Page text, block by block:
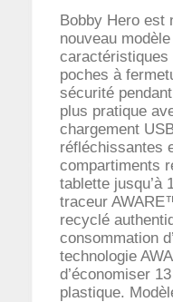
Bobby Hero est
nouveau
poches à
sécurité
plus pratique
chargement
réfléchissantes
compartiments
tablette jusqu’à
traceur
recyclé
consommation
technologie
d’économiser
plastique.